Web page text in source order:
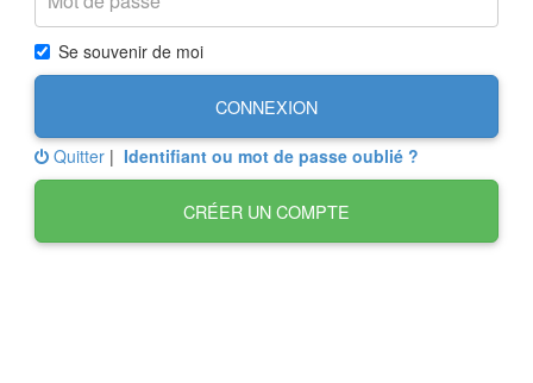
Se souvenir de moi
CONNEXION
Quitter | Identifiant ou mot de passe oublié ?
CRÉER UN COMPTE